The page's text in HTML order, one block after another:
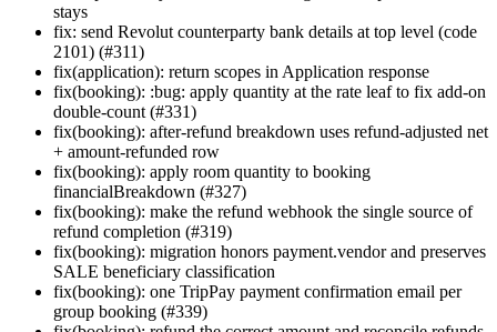
stays
fix: send Revolut counterparty bank details at top level (code
2101) (#311)
fix(application): return scopes in Application response
fix(booking): :bug: apply quantity at the rate leaf to fix add-on
double-count (#331)
fix(booking): after-refund breakdown uses refund-adjusted net
+ amount-refunded row
fix(booking): apply room quantity to booking
financialBreakdown (#327)
fix(booking): make the refund webhook the single source of
refund completion (#319)
fix(booking): migration honors payment.vendor and preserves
SALE beneficiary classification
fix(booking): one TripPay payment confirmation email per
group booking (#339)